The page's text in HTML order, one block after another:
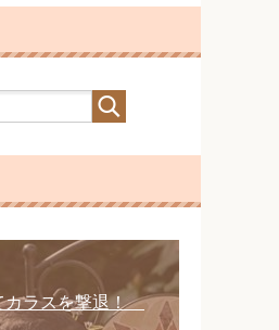
カラスを撃退！